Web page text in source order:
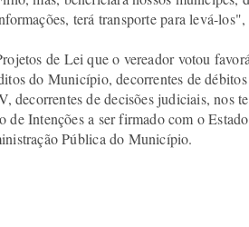
terá transporte para levá-
de Lei que o vereador votou
do Município, decorrentes de
decorrentes de decisões judiciais,
Intenções a ser firmado com o
Pública do Município.